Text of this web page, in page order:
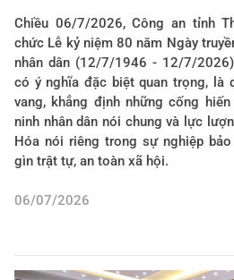
Chiều 06/7/2026, Công an tỉnh
chức Lễ kỷ niệm 80 năm Ngày
nhân dân (12/7/1946 - 12/7/
có ý nghĩa đặc biệt quan trọng, là
vang, khẳng định những cống
ninh nhân dân nói chung và lực
Hóa nói riêng trong sự nghiệp
gìn trật tự, an toàn xã hội.
06/07/2026